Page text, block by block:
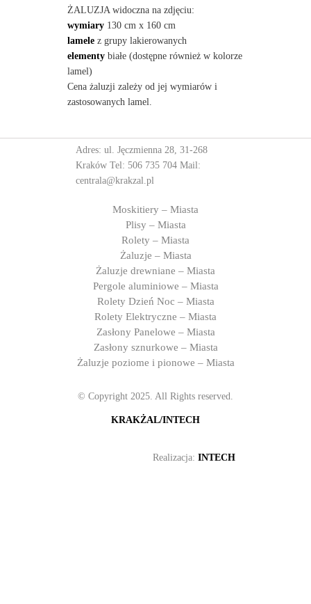
ŻALUZJA widoczna na zdjęciu:
wymiary130 cm x 160 cm
lamelez grupy lakierowanych
elementybiałe (dostępne również w kolorze
lamel)
Cena żaluzji zależy od jej wymiarów i
zastosowanych lamel.
Adres: ul. Jęczmienna 28, 31-268
Kraków Tel: 506 735 704 Mail:
centrala@krakzal.pl
Moskitiery – Miasta
Plisy – Miasta
Rolety – Miasta
Żaluzje – Miasta
Żaluzje drewniane – Miasta
Pergole aluminiowe – Miasta
Rolety Dzień Noc – Miasta
Rolety Elektryczne – Miasta
Zasłony Panelowe – Miasta
Zasłony sznurkowe – Miasta
Żaluzje poziome i pionowe – Miasta
© Copyright 2025. All Rights reserved.
KRAKŻAL/INTECH
Realizacja: INTECH